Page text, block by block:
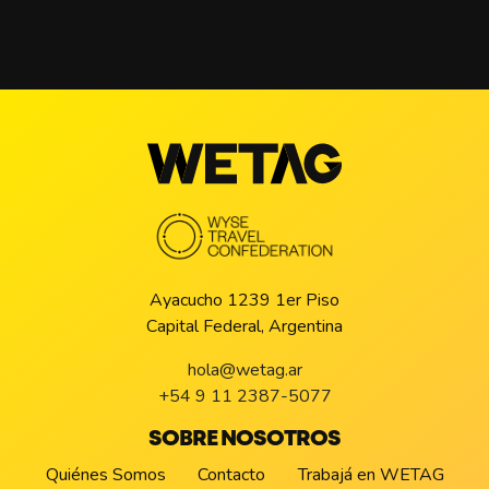
Ayacucho 1239 1er Piso
Capital Federal, Argentina
hola@wetag.ar
+54 9 11 2387-5077
SOBRE NOSOTROS
Quiénes Somos Contacto
Trabajá en WETAG